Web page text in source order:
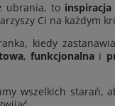
ubrania, to inspiracja
Ci na każdym
kiedy
, funkcjonalnai
wszelkich starań,